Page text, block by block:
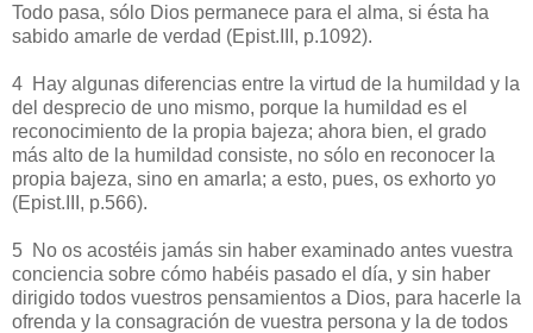
Todo pasa, sólo Dios permanece para el alma, si ésta ha
sabido amarle de verdad (Epist.III, p.1092).
4 Hay algunas diferencias entre la virtud de la humildad y la
del desprecio de uno mismo, porque la humildad es el
reconocimiento de la propia bajeza; ahora bien, el grado
más alto de la humildad consiste, no sólo en reconocer la
propia bajeza, sino en amarla; a esto, pues, os exhorto yo
(Epist.III, p.566).
5 No os acostéis jamás sin haber examinado antes vuestra
conciencia sobre cómo habéis pasado el día, y sin haber
dirigido todos vuestros pensamientos a Dios, para hacerle la
ofrenda y la consagración de vuestra persona y la de todos